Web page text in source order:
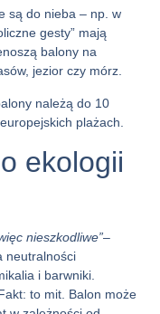
są do nieba – np. w
gesty” mają
balony na
jezior czy mórz.
należą do 10
plażach.
ekologii
nieszkodliwe”–
neutralności
i barwniki.
to mit. Balon może